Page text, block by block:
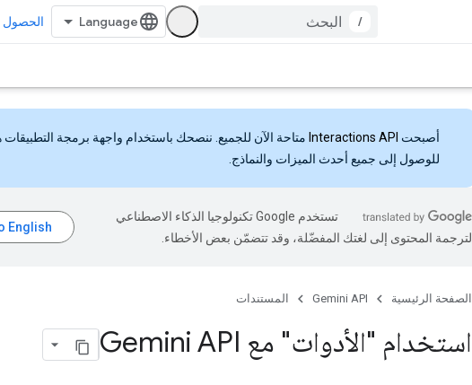
/ الحصول
أصبحت Interactions API متاحة الآن للجميع. ننصحك باستخدام واجهة برمجة التطبيقات
للوصول إلى جميع أحدث الميزات والنماذج.
تستخدم Google تكنولوجيا الذكاء الاصطناعي
لترجمة المحتوى إلى لغتك المفضّلة، وقد تتضمّن بعض الأخطاء.
الصفحة الرئيسية Gemini API المستندات
استخدام "الأدوات" مع Gemini API